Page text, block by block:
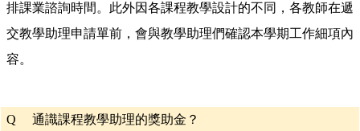
排課業諮詢時間。此外因各課程教學設計的不同，各教師在遞
交教學助理申請單前，會與教學助理們確認本學期工作細項內
容。
Q 通識課程教學助理的獎助金？